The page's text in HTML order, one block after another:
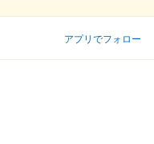
アプリでフォロー